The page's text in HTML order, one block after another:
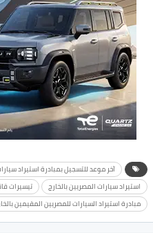
آخر موعد للتسجيل بمبادرة استيراد
استيراد سيارات المصريين بالخارج
تيسيرات
مبادرة استيراد السيارات للمصريين المقيمين